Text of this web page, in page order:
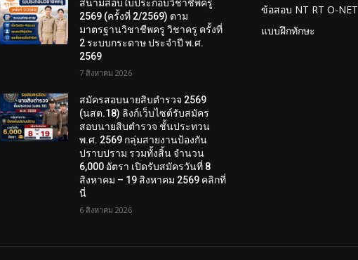
สนามสอบใบประกอบวิชาชีพครู
2569 (ครั้งที่ 2/2569) ตาม
มาตรฐานวิชาชีพครู วิชาครู ครั้งที่
2 ระบบกระดาษ ประจำปี พ.ศ.
2569
7 สิงหาคม 2026
สมัครสอบนายสิบตำรวจ 2569
(นสต.18) ลิงก์เว็บไซต์รับสมัคร
สอบนายสิบตำรวจ ชั้นประทวน
พ.ศ. 2569 กลุ่มสายงานป้องกัน
ปราบปราม รวมทั้งสิ้น จำนวน
6,000 อัตรา เปิดรับสมัครวันที่ 8
สิงหาคม – 19 สิงหาคม 2569 คลิกที่
นี่
6 สิงหาคม 2026
ข้อสอบ NT RT O-NET
แบบฝึกทักษะ